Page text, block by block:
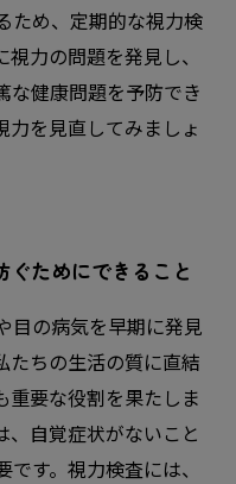
ため、定期的な視力検
力の問題を発見し、
な健康問題を予防でき
力を見直してみましょ
ためにできること
目の病気を早期に発見
たちの生活の質に直結
重要な役割を果たしま
、自覚症状がないこと
す。視力検査には、